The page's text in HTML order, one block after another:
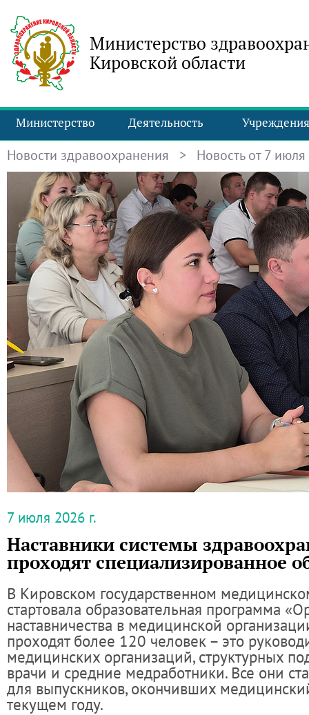
Министерство
Кировской области
Министерство Деятельность Учреждения
Новости здравоохранения > Новость от 7 июля
7 июля 2026 г.
Наставники системы
проходят специализированное
В Кировском государственном
стартовала образовательная программа
наставничества в медицинской
проходят более 120 человек – это
медицинских организаций, структурных
врачи и средние медработники. Все они
для выпускников, окончивших
текущем году.